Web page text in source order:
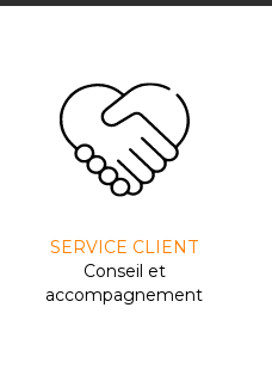
SERVICE CLIENT
Conseil et
accompagnement